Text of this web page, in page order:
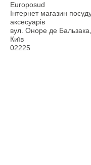
Europosud
Інтернет магазин
аксесуарів
вул. Оноре де
Київ
02225